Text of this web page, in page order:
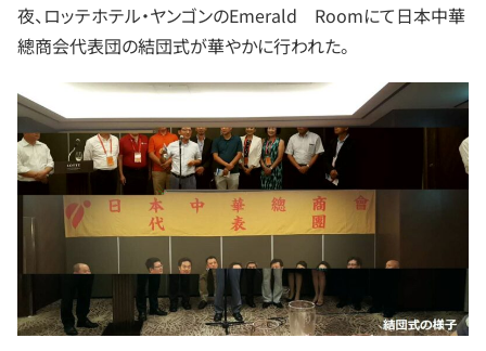
夜、ロッテホテル・ヤンゴンのEmerald Roomにて日本中華
總商会代表団の結団式が華やかに行われた。